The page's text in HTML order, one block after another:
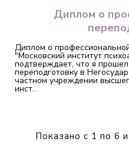
Диплом о
Диплом о
"Московский институт
подтверждает, что я
переподготовку в
частном учреждении
инст..
Показано с 1 по 6